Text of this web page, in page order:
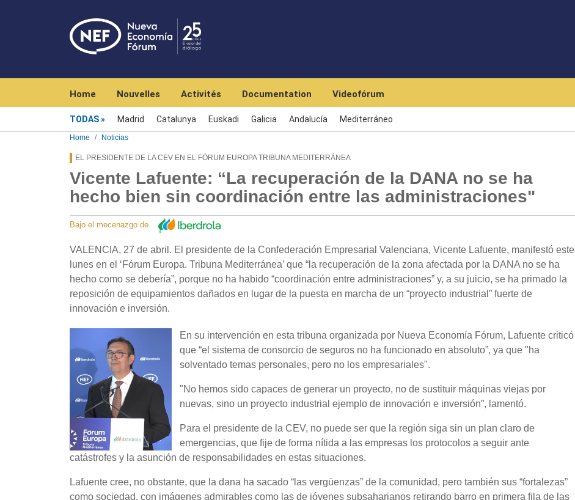
Home Nouvelles Activités Documentation Videofórum
TODAS Madrid Catalunya Euskadi Galicia Andalucía Mediterráneo
Home Noticias
EL PRESIDENTE DE LA CEV EN EL FÓRUM EUROPA TRIBUNA MEDITERRÁNEA
Vicente Lafuente: “La recuperación de la DANA no se ha
hecho bien sin coordinación entre las administraciones"
Bajo el mecenazgo de
VALENCIA, 27 de abril. El presidente de la Confederación Empresarial Valenciana, Vicente Lafuente, manifestó este
lunes en el ‘Fórum Europa. Tribuna Mediterránea’ que “la recuperación de la zona afectada por la DANA no se ha
hecho como se debería”, porque no ha habido “coordinación entre administraciones” y, a su juicio, se ha primado la
reposición de equipamientos dañados en lugar de la puesta en marcha de un “proyecto industrial” fuerte de
innovación e inversión.
En su intervención en esta tribuna organizada por Nueva Economía Fórum, Lafuente criticó
que “el sistema de consorcio de seguros no ha funcionado en absoluto”, ya que "ha
solventado temas personales, pero no los empresariales".
"No hemos sido capaces de generar un proyecto, no de sustituir máquinas viejas por
nuevas, sino un proyecto industrial ejemplo de innovación e inversión”, lamentó.
Para el presidente de la CEV, no puede ser que la región siga sin un plan claro de
emergencias, que fije de forma nítida a las empresas los protocolos a seguir ante
catástrofes y la asunción de responsabilidades en estas situaciones.
Lafuente cree, no obstante, que la dana ha sacado “las vergüenzas” de la comunidad, pero también sus “fortalezas”
como sociedad, con imágenes admirables como las de jóvenes subsaharianos retirando barro en primera fila de las